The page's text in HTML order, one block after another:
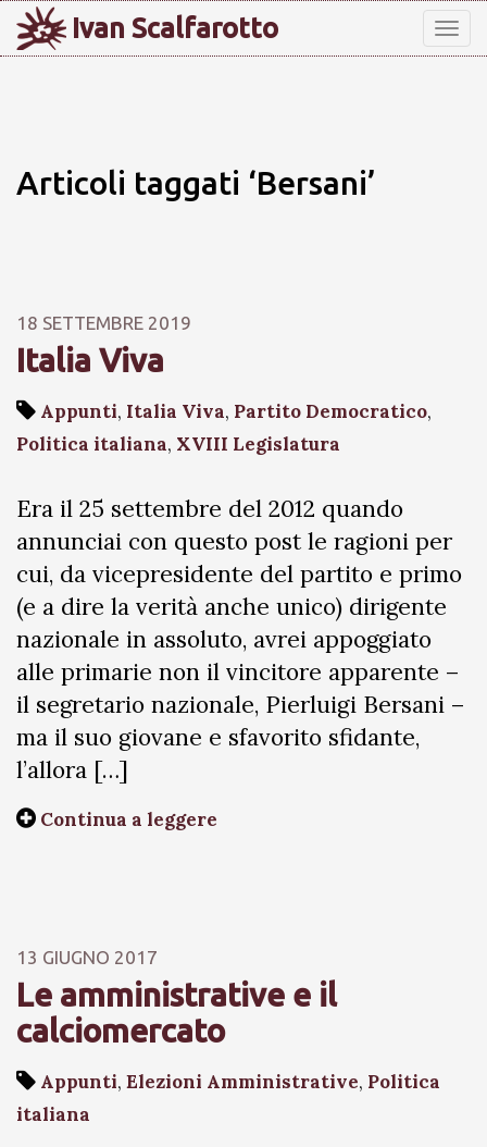
Ivan Scalfarotto
Articoli taggati ‘Bersani’
18 SETTEMBRE 2019
Italia Viva
Appunti, Italia Viva, Partito Democratico,
Politica italiana, XVIII Legislatura
Era il 25 settembre del 2012 quando
annunciai con questo post le ragioni per
cui, da vicepresidente del partito e primo
(e a dire la verità anche unico) dirigente
nazionale in assoluto, avrei appoggiato
alle primarie non il vincitore apparente –
il segretario nazionale, Pierluigi Bersani –
ma il suo giovane e sfavorito sfidante,
l’allora […]
Continua a leggere
13 GIUGNO 2017
Le amministrative e il
calciomercato
Appunti, Elezioni Amministrative, Politica
italiana